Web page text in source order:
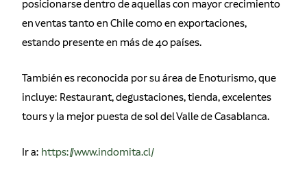
posicionarse dentro de aquellas con mayor crecimiento
en ventas tanto en Chile como en exportaciones,
estando presente en más de 40 países.
También es reconocida por su área de Enoturismo, que
incluye: Restaurant, degustaciones, tienda, excelentes
tours y la mejor puesta de sol del Valle de Casablanca.
Ir a: https://www.indomita.cl/